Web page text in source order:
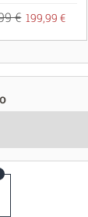
€ 199,99 €